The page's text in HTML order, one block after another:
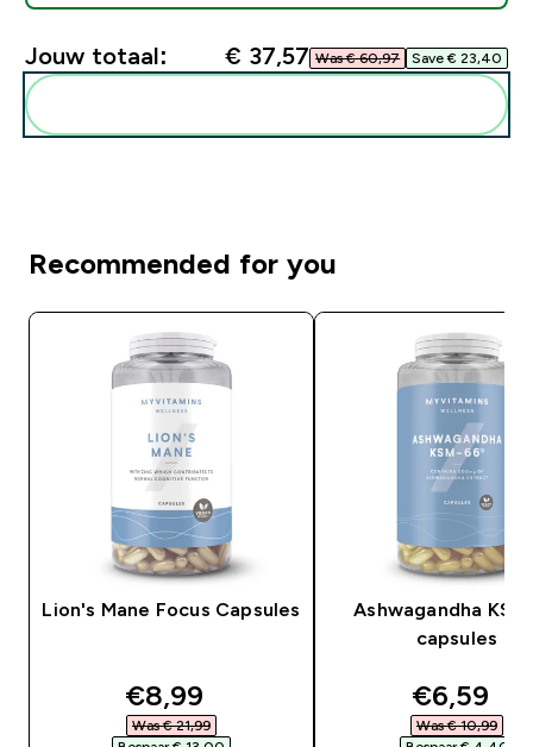
Jouw totaal: € 37,57‎ Was € 60,97‎ Save € 23,40‎
Recommended for you
Lion's Mane Focus Capsules
discounted price
€8,99‎
Was € 21,99‎
Ashwagandha
capsules
€6,59‎
Was € 10,99‎